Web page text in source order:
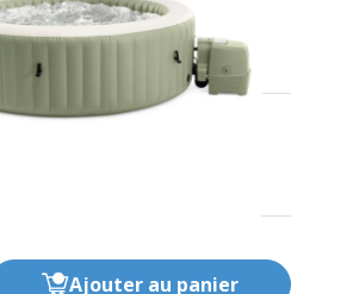
Marque: Intex
Ajouter au panier